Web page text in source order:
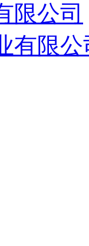
限公司
有限公